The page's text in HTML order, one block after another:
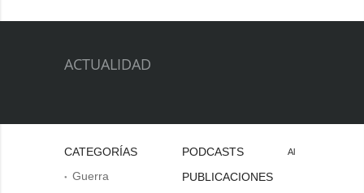
ACTUALIDAD
CATEGORÍAS
Guerra
PODCASTS
PUBLICACIONES
Al